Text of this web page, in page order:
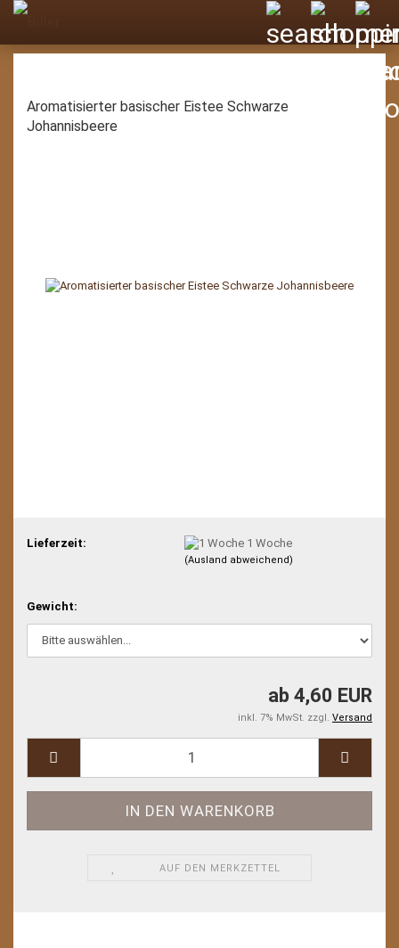
Aromatisierter basischer Eistee Schwarze
Johannisbeere
Lieferzeit: 1 Woche
(Ausland abweichend)
Gewicht:
ab 4,60 EUR
inkl. 7% MwSt. zzgl. Versand
AUF DEN MERKZETTEL